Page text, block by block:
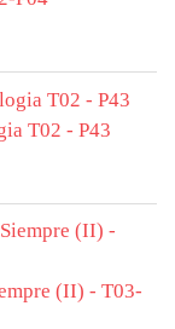
T02 - P43
(II) - T03-